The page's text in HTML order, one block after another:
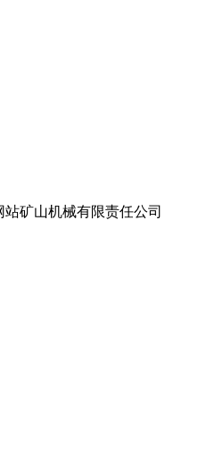
矿山机械有限责任公司